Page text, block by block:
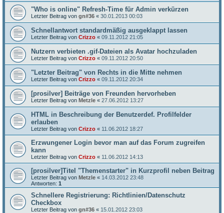
"Who is online" Refresh-Time für Admin verkürzen
Letzter Beitrag von gn#36 « 30.01.2013 00:03
Schnellantwort standardmäßig ausgeklappt lassen
Letzter Beitrag von Crizzo « 09.11.2012 21:05
Nutzern verbieten .gif-Dateien als Avatar hochzuladen
Letzter Beitrag von Crizzo « 09.11.2012 20:50
"Letzter Beitrag" von Rechts in die Mitte nehmen
Letzter Beitrag von Crizzo « 09.11.2012 20:34
[prosilver] Beiträge von Freunden hervorheben
Letzter Beitrag von Metzle « 27.06.2012 13:27
HTML in Beschreibung der Benutzerdef. Profilfelder
erlauben
Letzter Beitrag von Crizzo « 11.06.2012 18:27
Erzwungener Login bevor man auf das Forum zugreifen
kann
Letzter Beitrag von Crizzo « 11.06.2012 14:13
[prosilver]Titel "Themenstarter" in Kurzprofil neben Beitrag
Letzter Beitrag von Metzle « 14.03.2012 23:48
Antworten: 1
Schnellere Registrierung: Richtlinien/Datenschutz
Checkbox
Letzter Beitrag von gn#36 « 15.01.2012 23:03